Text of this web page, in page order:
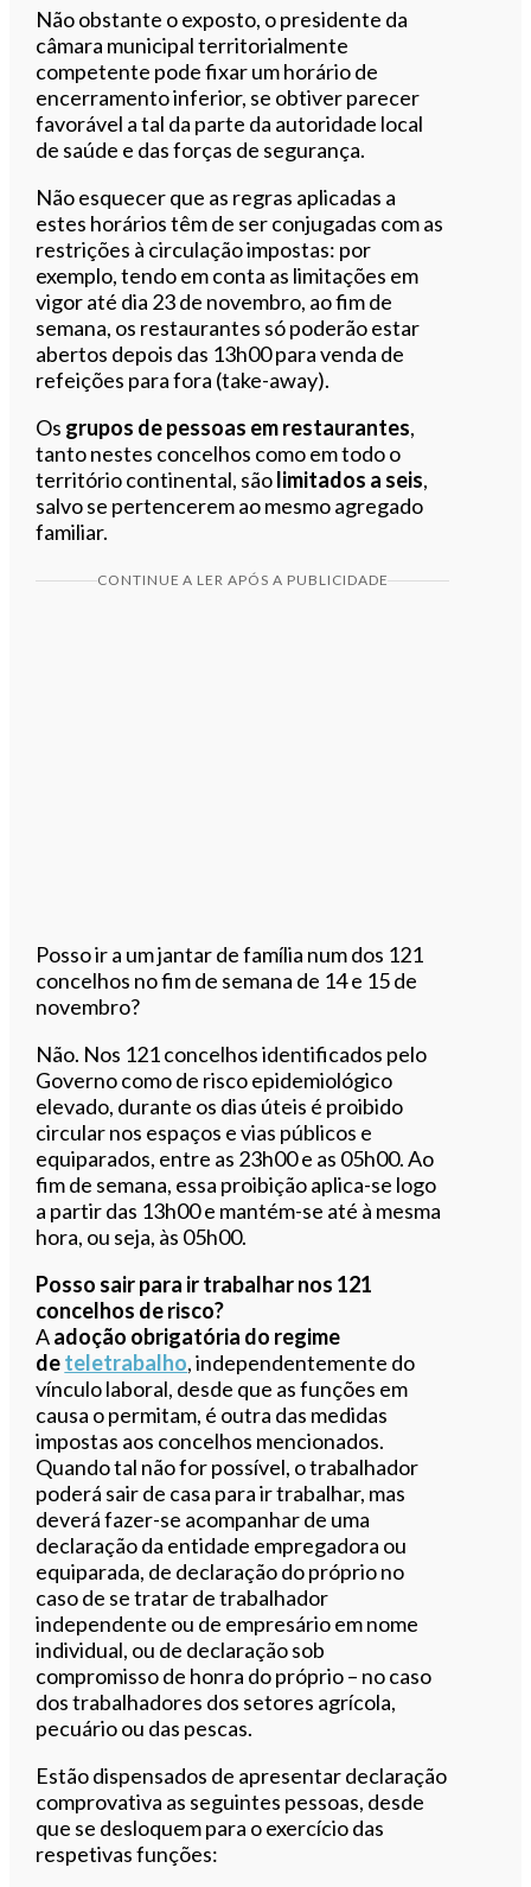
Não obstante o exposto, o presidente da
câmara municipal territorialmente
competente pode fixar um horário de
encerramento inferior, se obtiver parecer
favorável a tal da parte da autoridade local
de saúde e das forças de segurança.
Não esquecer que as regras aplicadas a
estes horários têm de ser conjugadas com as
restrições à circulação impostas: por
exemplo, tendo em conta as limitações em
vigor até dia 23 de novembro, ao fim de
semana, os restaurantes só poderão estar
abertos depois das 13h00 para venda de
refeições para fora (take-away).
Os grupos de pessoas em restaurantes,
tanto nestes concelhos como em todo o
território continental, sãolimitados a seis,
salvo se pertencerem ao mesmo agregado
familiar.
CONTINUE A LER APÓS A PUBLICIDADE
Posso ir a um jantar de família num dos 121
concelhos no fim de semana de 14 e 15 de
novembro?
Não. Nos 121 concelhos identificados pelo
Governo como de risco epidemiológico
elevado, durante os dias úteis é proibido
circular nos espaços e vias públicos e
equiparados, entre as 23h00 e as 05h00. Ao
fim de semana, essa proibição aplica-se logo
a partir das 13h00 e mantém-se até à mesma
hora, ou seja, às 05h00.
Posso sair para ir trabalhar nos 121
concelhos de risco?
Aadoção obrigatória do regime
deteletrabalho, independentemente do
vínculo laboral, desde que as funções em
causa o permitam, é outra das medidas
impostas aos concelhos mencionados.
Quando tal não for possível, o trabalhador
poderá sair de casa para ir trabalhar, mas
deverá fazer-se acompanhar de uma
declaração da entidade empregadora ou
equiparada, de declaração do próprio no
caso de se tratar de trabalhador
independente ou de empresário em nome
individual, ou de declaração sob
compromisso de honra do próprio – no caso
dos trabalhadores dos setores agrícola,
pecuário ou das pescas.
Estão dispensados de apresentar declaração
comprovativa as seguintes pessoas, desde
que se desloquem para o exercício das
respetivas funções: